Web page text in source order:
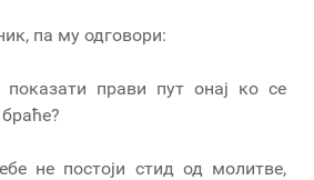
па му одговори:
прави пут онај ко се
не постоји стид од молитве,